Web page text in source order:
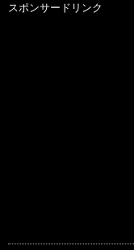
スポンサードリンク